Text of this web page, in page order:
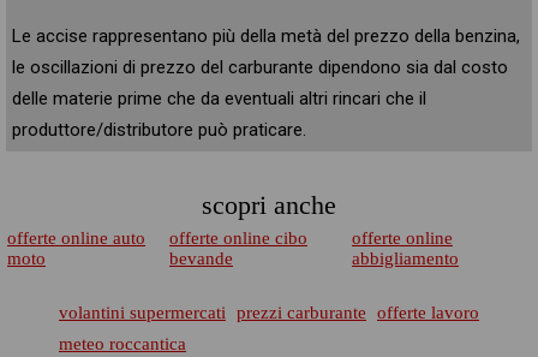
Le accise rappresentano più della metà del prezzo della benzina,
le oscillazioni di prezzo del carburante dipendono sia dal costo
delle materie prime che da eventuali altri rincari che il
produttore/distributore può praticare.
scopri anche
offerte online auto
moto
offerte online cibo
bevande
offerte online
abbigliamento
volantini supermercati prezzi carburante
offerte lavoro
meteo roccantica